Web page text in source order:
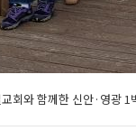
회와 함께한 신안·영광